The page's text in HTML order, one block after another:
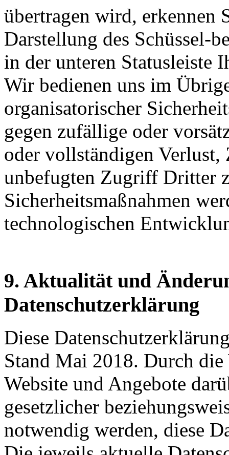
übertragen wird, erkennen
Darstellung des Schüssel-
in der unteren Statusleiste
Wir bedienen uns im
organisatorischer
gegen zufällige oder
oder vollständigen Verlust,
unbefugten Zugriff Dritter
Sicherheitsmaßnahmen
technologischen
9. Aktualität und
Datenschutzerklärung
Diese
Stand Mai 2018. Durch
Website und Angebote
gesetzlicher
notwendig werden, diese